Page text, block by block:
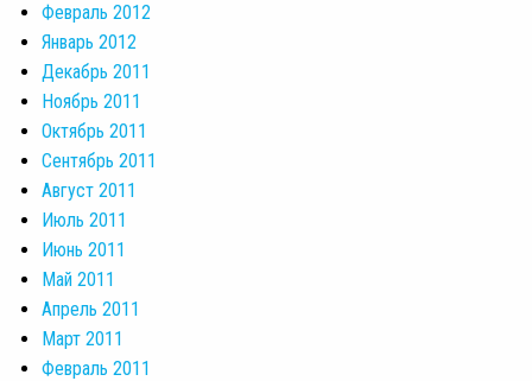
Февраль 2012
Январь 2012
Декабрь 2011
Ноябрь 2011
Октябрь 2011
Сентябрь 2011
Август 2011
Июль 2011
Июнь 2011
Май 2011
Апрель 2011
Март 2011
Февраль 2011